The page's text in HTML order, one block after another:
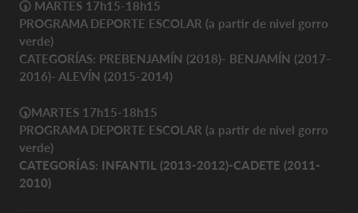
🕠 MARTES 17h15-18h15
PROGRAMA DEPORTE ESCOLAR (a partir de nivel gorro
verde)
CATEGORÍAS: PREBENJAMÍN (2018)- BENJAMÍN (2017-
2016)- ALEVÍN (2015-2014)
🕠MARTES 17h15-18h15
PROGRAMA DEPORTE ESCOLAR (a partir de nivel gorro
verde)
CATEGORÍAS: INFANTIL (2013-2012)-CADETE (2011-
2010)